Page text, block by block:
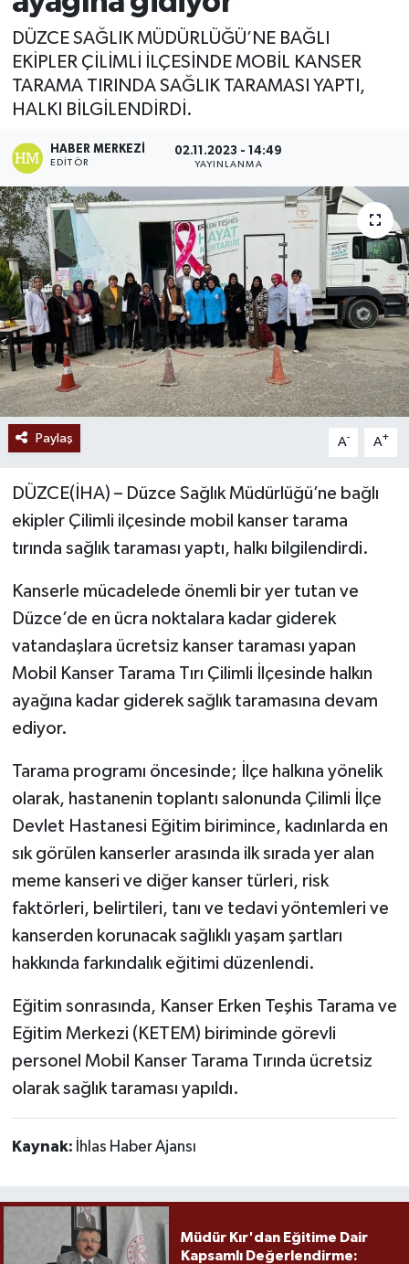
DÜZCE SAĞLIK MÜDÜRLÜĞÜ’NE BAĞLI
EKİPLER ÇİLİMLİ İLÇESİNDE MOBİL KANSER
TARAMA TIRINDA SAĞLIK TARAMASI YAPTI,
HALKI BİLGİLENDİRDİ.
HABER MERKEZI
EDITÖR
02.11.2023 - 14:49
YAYINLANMA
Paylaş A- A+
DÜZCE(İHA) – Düzce Sağlık Müdürlüğü’ne bağlı
ekipler Çilimli ilçesinde mobil kanser tarama
tırında sağlık taraması yaptı, halkı bilgilendirdi.
Kanserle mücadelede önemli bir yer tutan ve
Düzce’de en ücra noktalara kadar giderek
vatandaşlara ücretsiz kanser taraması yapan
Mobil Kanser Tarama Tırı Çilimli İlçesinde halkın
ayağına kadar giderek sağlık taramasına devam
ediyor.
Tarama programı öncesinde; İlçe halkına yönelik
olarak, hastanenin toplantı salonunda Çilimli İlçe
Devlet Hastanesi Eğitim birimince, kadınlarda en
sık görülen kanserler arasında ilk sırada yer alan
meme kanseri ve diğer kanser türleri, risk
faktörleri, belirtileri, tanı ve tedavi yöntemleri ve
kanserden korunacak sağlıklı yaşam şartları
hakkında farkındalık eğitimi düzenlendi.
Eğitim sonrasında, Kanser Erken Teşhis Tarama ve
Eğitim Merkezi (KETEM) biriminde görevli
personel Mobil Kanser Tarama Tırında ücretsiz
olarak sağlık taraması yapıldı.
Kaynak: İhlas Haber Ajansı
Müdür Kır'dan Eğitime Dair
Kapsamlı Değerlendirme:
Ekonomi
Sağlık